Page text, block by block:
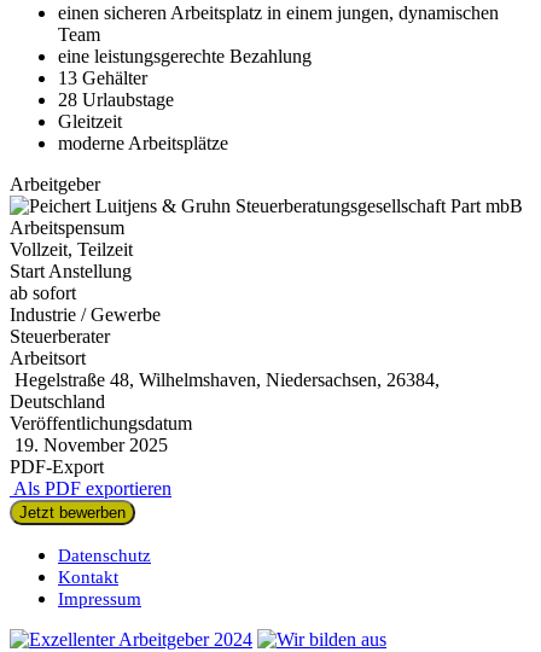
einen sicheren Arbeitsplatz in einem jungen, dynamischen
Team
eine leistungsgerechte Bezahlung
13 Gehälter
28 Urlaubstage
Gleitzeit
moderne Arbeitsplätze
Arbeitgeber
Arbeitspensum
Vollzeit, Teilzeit
Start Anstellung
ab sofort
Industrie / Gewerbe
Steuerberater
Arbeitsort
Hegelstraße 48, Wilhelmshaven, Niedersachsen, 26384,
Deutschland
Veröffentlichungsdatum
19. November 2025
PDF-Export
Als PDF exportieren
Jetzt bewerben
Datenschutz
Kontakt
Impressum